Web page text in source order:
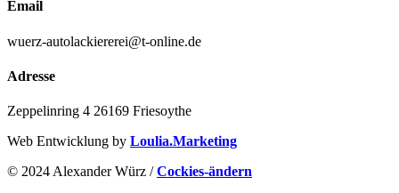
Email
wuerz-autolackiererei@t-online.de
Adresse
Zeppelinring 4 26169 Friesoythe
Web Entwicklung by Loulia.Marketing
© 2024 Alexander Würz /Cockies-ändern